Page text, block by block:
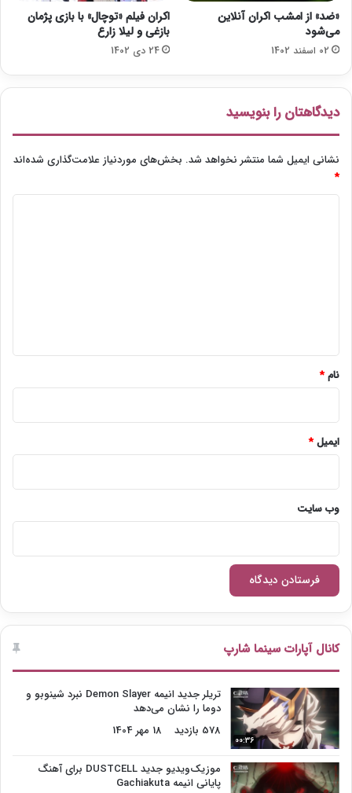
د
ش
ه
ق
ش
م
ن
د
«ضد» از امشب اکران آنلاین
می‌شود
02 اسفند 1402
اکران فیلم «توچال» با بازی پژمان
بازغی و لیلا زارع
24 دی 1402
دیدگاهتان را بنویسید
نشانی ایمیل شما منتشر نخواهد شد. بخش‌های موردنیاز علامت‌گذاری شده‌اند
*
نام*
ایمیل*
وب‌ سایت
کانال آپارات سینما شارپ
00:36
تریلر جدید انیمه Demon Slayer نبرد شینوبو و
دوما را نشان می‌دهد
578 بازدید
18 مهر 1404
موزیک‌ویدیو جدید DUSTCELL برای آهنگ
پایانی انیمه Gachiakuta